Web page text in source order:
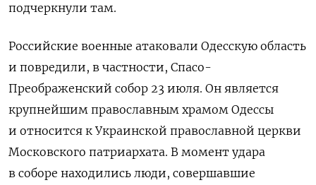
подчеркнули там.
Российские военные атаковали Одесскую область
и повредили, в частности, Спасо-
Преображенский собор 23 июля. Он является
крупнейшим православным храмом Одессы
и относится к Украинской православной церкви
Московского патриархата. В момент удара
в соборе находились люди, совершавшие